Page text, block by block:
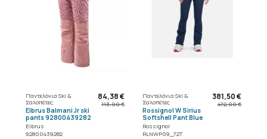
Παντελόνια Ski &
Σαλοπέτες
Elbrus Balmani Jr ski
pants 92800439282
Elbrus
92800439282
84,38 €
113,00 €
Παντελόνια Ski &
Σαλοπέτες
Rossignol W Sirius
Softshell Pant Blue
Rossignol
RLNWP09_72T
381,50 €
472,00 €